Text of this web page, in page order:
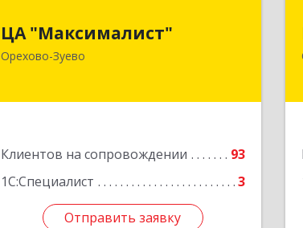
ЦА "Максималист"
Орехово-Зуево
Клиентов на сопровождении
93
1С:Специалист
3
Отправить заявку
Зуево г, Ленина ул, дом № 78
Подробнее
Отправить заявку